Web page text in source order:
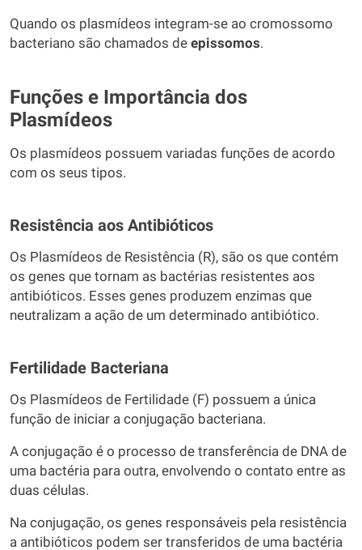
Quando os plasmídeos integram-se ao cromossomo
bacteriano são chamados de epissomos.
Funções e Importância dos
Plasmídeos
Os plasmídeos possuem variadas funções de acordo
com os seus tipos.
Resistência aos Antibióticos
Os Plasmídeos de Resistência (R), são os que contém
os genes que tornam as bactérias resistentes aos
antibióticos. Esses genes produzem enzimas que
neutralizam a ação de um determinado antibiótico.
Fertilidade Bacteriana
Os Plasmídeos de Fertilidade (F) possuem a única
função de iniciar a conjugação bacteriana.
A conjugação é o processo de transferência de DNA de
uma bactéria para outra, envolvendo o contato entre as
duas células.
Na conjugação, os genes responsáveis pela resistência
a antibióticos podem ser transferidos de uma bactéria